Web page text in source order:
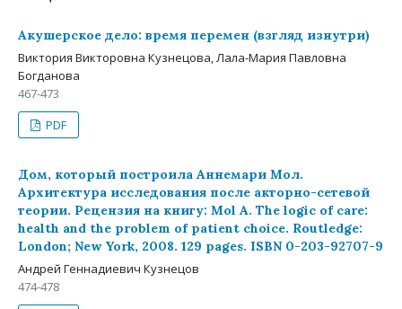
Акушерское дело: время перемен (взгляд изнутри)
Виктория Викторовна Кузнецова, Лала-Мария Павловна
Богданова
467-473
PDF
Дом, который построила Аннемари Мол.
Архитектура исследования после акторно-сетевой
теории. Рецензия на книгу: Mol A. The logic of care:
health and the problem of patient choice. Routledge:
London; New York, 2008. 129 pages. ISBN 0-203-92707-9
Андрей Геннадиевич Кузнецов
474-478